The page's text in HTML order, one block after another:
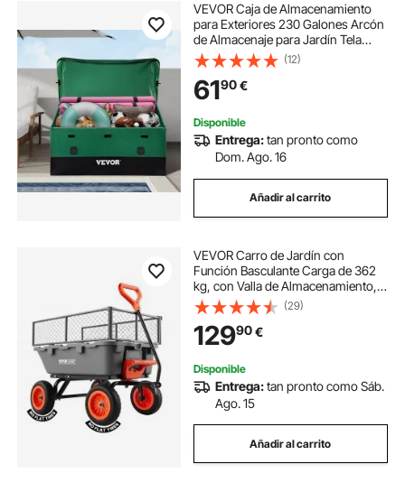
VEVOR Caja de Almacenamiento
para Exteriores 230 Galones Arcón
de Almacenaje para Jardín Tela
Lona de PE Baúl de
Almacenamiento Portátil 147 x 86 x
108 x 77 cm para Piscina Patio
Jardín Garaje Verde
(12)
6190€
Disponible
Entrega:tan pronto como
Dom. Ago. 16
Añadir al carrito
VEVOR Carro de Jardín con
Función Basculante Carga de 362
kg, con Valla de Almacenamiento,
Carro de Jardín de Polietileno
Mecanismo de Volcado de 90°, con
Ruedas Giratorias de 180°, para
Plantas
(29)
12990€
Disponible
Entrega:tan pronto como Sáb.
Ago. 15
Añadir al carrito